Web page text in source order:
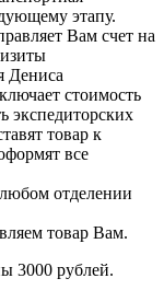
этапу.
Вам счет на
Дениса
стоимость
экспедиторских
товар к
все
отделении
товар Вам.
3000 рублей.